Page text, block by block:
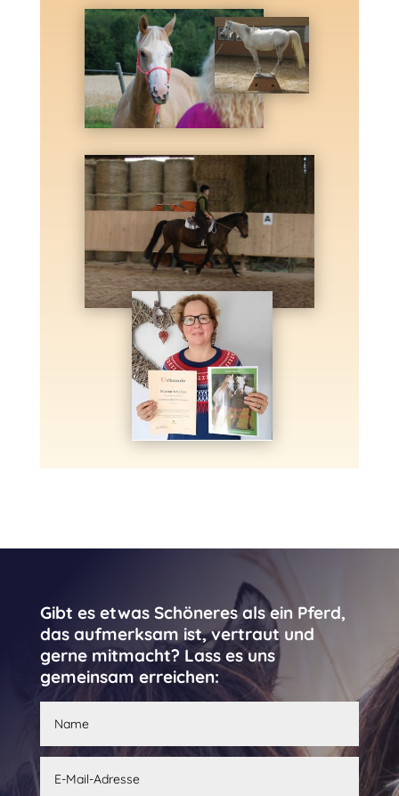
Gibt es etwas Schöneres als ein Pferd,
das aufmerksam ist, vertraut und
gerne mitmacht? Lass es uns
gemeinsam erreichen: